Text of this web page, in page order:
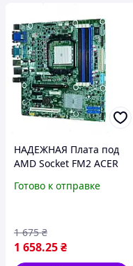
НАДЕЖНАЯ Плата под
AMD Socket FM2 ACER
M2110G ) - 4 слота
Готово к отправке
1 658.25 ₴
1 675 ₴